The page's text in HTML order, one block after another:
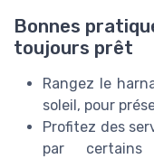
Bonnes
toujours prêt
Rangez le
soleil, pour
Profitez des
par certains